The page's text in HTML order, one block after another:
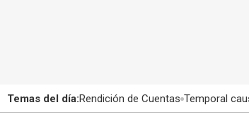
Temas del día:Rendición de Cuentas Temporal